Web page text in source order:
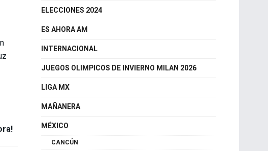
ELECCIONES 2024
ES AHORA AM
INTERNACIONAL
JUEGOS OLIMPICOS DE INVIERNO MILAN 2026
LIGA MX
MAÑANERA
MÉXICO
CANCÚN